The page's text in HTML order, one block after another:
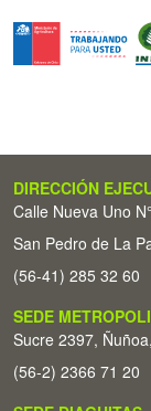
DIRECCIÓN
Calle Nueva Uno
San Pedro de La
(56-41) 285 32 60
SEDE
Sucre 2397,
(56-2) 2366 71 20